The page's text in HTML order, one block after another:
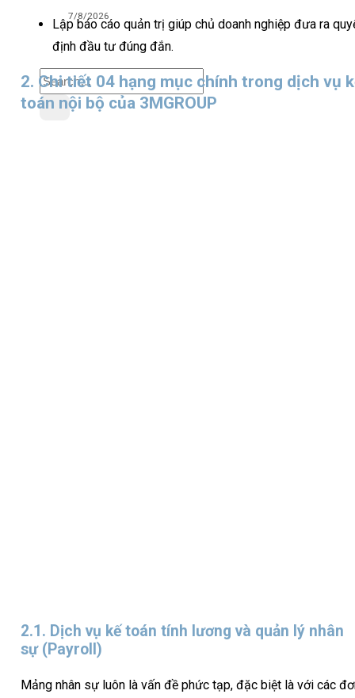
7/8/2026
Search
for:
Lập báo cáo quản trị giúp chủ doanh nghiệp đưa ra
định đầu tư đúng đắn.
2. Chi tiết 04 hạng mục chính trong dịch vụ
toán nội bộ của 3MGROUP
2.1. Dịch vụ kế toán tính lương và quản lý nhân
sự (Payroll)
Mảng nhân sự luôn là vấn đề phức tạp, đặc biệt là với các